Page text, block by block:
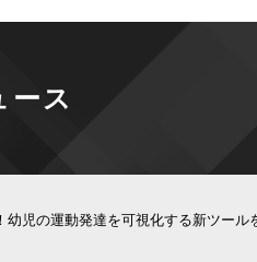
ース
児の運動発達を可視化する新ツール